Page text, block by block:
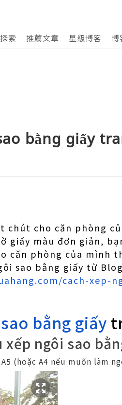
探索 推薦文章 星級博客 博
bằng giấy
chút cho căn phòng
giấy màu đơn giản,
căn phòng của mình
sao bằng giấy từ
cach-xep-
bằng giấy
ngôi sao
(hoặc A4 nếu muốn làm